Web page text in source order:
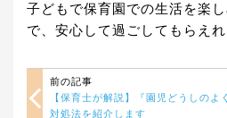
子どもで保育園での生活を楽
で、安心して過ごしてもらえれ
前の記事
【保育士が解説】『園児どうしのよ
対処法を紹介します